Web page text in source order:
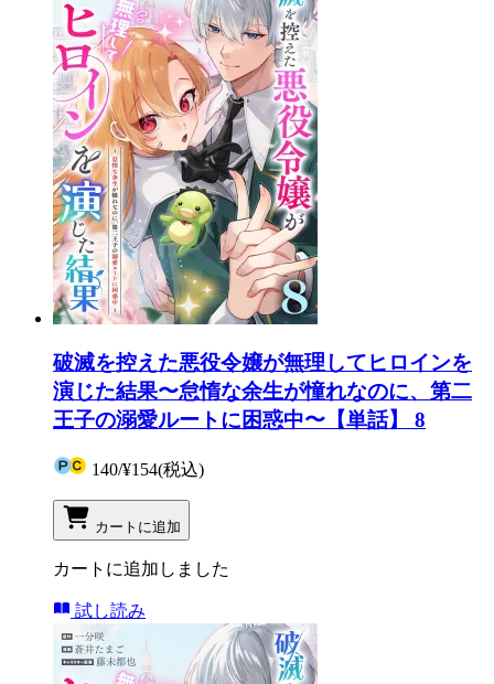
破滅を控えた悪役令嬢が無理してヒロインを
演じた結果〜怠惰な余生が憧れなのに、第二
王子の溺愛ルートに困惑中〜【単話】 8
140/¥154(税込)
カートに追加
カートに追加しました
試し読み